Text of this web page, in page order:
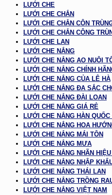
LƯỚI CHE
LƯỚI CHE CHẮN
LƯỚI CHE CHẮN CÔN
LƯỚI CHE CHẮN CÔNG
LƯỚI CHE LAN
LƯỚI CHE NẮNG
LƯỚI CHE NẮNG AO NUÔI
LƯỚI CHE NẮNG CHÍNH
LƯỚI CHE NẮNG CỦA LÊ HÀ
LƯỚI CHE NẮNG ĐA SẮC
LƯỚI CHE NẮNG ĐÀI LOAN
LƯỚI CHE NẮNG GIÁ RẺ
LƯỚI CHE NẮNG HÀN
LƯỚI CHE NẮNG HOA
LƯỚI CHE NẮNG MÁI TÔN
LƯỚI CHE NẮNG MƯA
LƯỚI CHE NẮNG NHÃN
LƯỚI CHE NẮNG NHẬP
LƯỚI CHE NẮNG THÁI LAN
LƯỚI CHE NẮNG TRỒNG
LƯỚI CHE NẮNG VIỆT NAM